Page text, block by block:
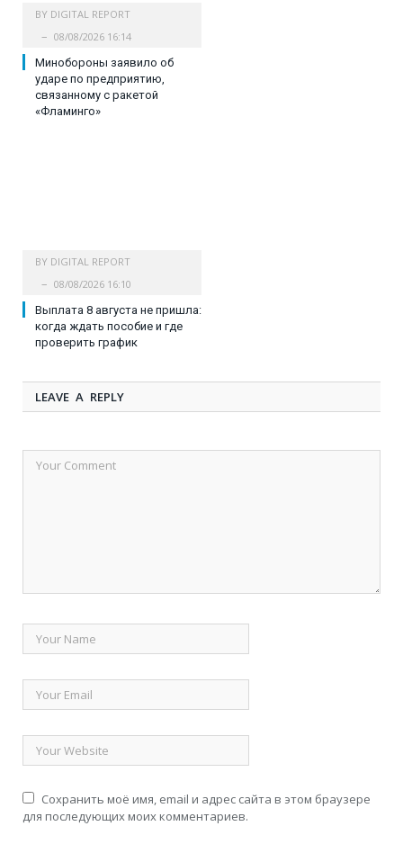
BY DIGITAL REPORT
08/08/2026 16:14
Минобороны заявило об
ударе по предприятию,
связанному с ракетой
«Фламинго»
BY DIGITAL REPORT
08/08/2026 16:10
Выплата 8 августа не пришла:
когда ждать пособие и где
проверить график
LEAVE A REPLY
Сохранить моё имя, email и адрес сайта в этом браузере
для последующих моих комментариев.